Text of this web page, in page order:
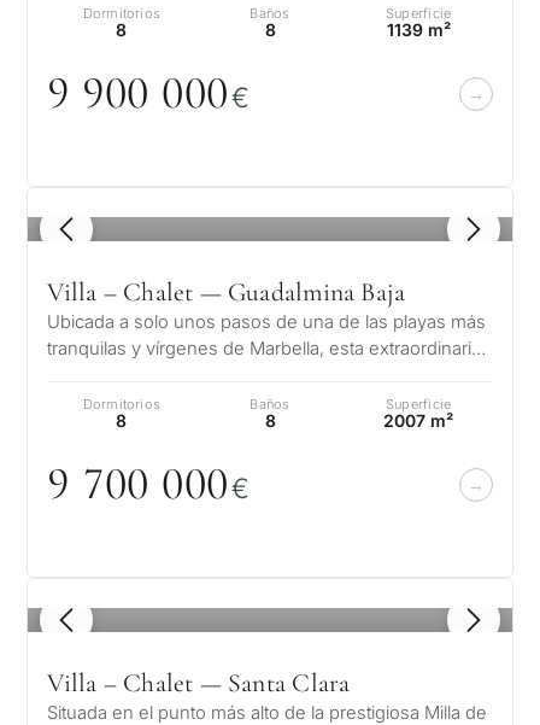
Dormitorios
8
Baños
8
Superficie
1139 m²
9 900 000€
1 / 8
Villa – Chalet — Guadalmina Baja
Ubicada a solo unos pasos de una de las playas más
tranquilas y vírgenes de Marbella, esta extraordinaria
Dormitorios
8
Baños
8
Superficie
2007 m²
9 700 000€
1 / 8
Villa – Chalet — Santa Clara
Situada en el punto más alto de la prestigiosa Milla de